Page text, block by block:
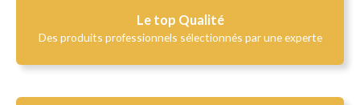
Le top Qualité​
Des produits professionnels sélectionnés par une experte